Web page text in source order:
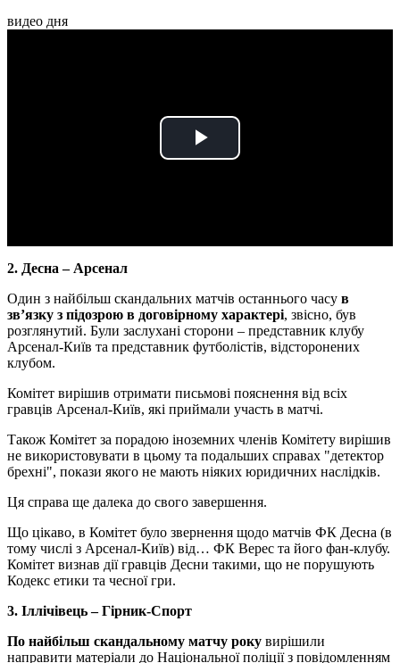
видео дня
Play
2. Десна – Арсенал
Один з найбільш скандальних матчів останнього часу в
зв’язку з підозрою в договірному характері, звісно, був
розглянутий. Були заслухані сторони – представник клубу
Арсенал-Київ та представник футболістів, відсторонених
клубом.
Комітет вирішив отримати письмові пояснення від всіх
гравців Арсенал-Київ, які приймали участь в матчі.
Також Комітет за порадою іноземних членів Комітету вирішив
не використовувати в цьому та подальших справах "детектор
брехні", покази якого не мають ніяких юридичних наслідків.
Ця справа ще далека до свого завершення.
Що цікаво, в Комітет було звернення щодо матчів ФК Десна (в
тому числі з Арсенал-Київ) від… ФК Верес та його фан-клубу.
Комітет визнав дії гравців Десни такими, що не порушують
Кодекс етики та чесної гри.
3. Іллічівець – Гірник-Спорт
По найбільш скандальному матчу року вирішили
направити матеріали до Національної поліції з повідомленням